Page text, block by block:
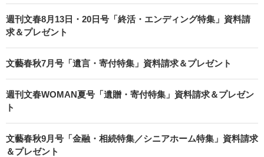
週刊文春8月13日・20日号「終活・エンディング特集」資料請
求＆プレゼント
文藝春秋7月号「遺言・寄付特集」資料請求＆プレゼント
週刊文春WOMAN夏号「遺贈・寄付特集」資料請求＆プレゼン
ト
文藝春秋9月号「金融・相続特集／シニアホーム特集」資料請求
＆プレゼント